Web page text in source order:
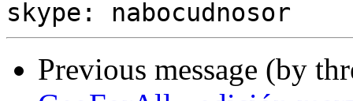
Previous message (by